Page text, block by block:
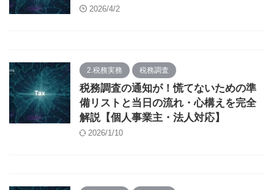
2026/4/2
2.税務実務 税務調査
税務調査の通知が！慌てないための準
備リストと当日の流れ・心構えを完全
解説【個人事業主・法人対応】
2026/1/10